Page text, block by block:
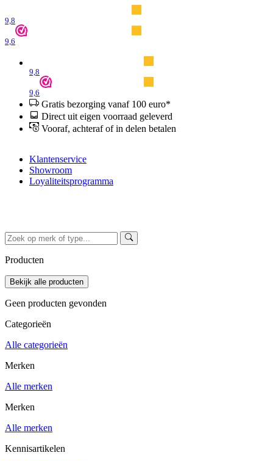
9,8
9,6
9,8
9,6
Gratis bezorging vanaf 100 euro*
Direct uit eigen voorraad geleverd
Vooraf, achteraf of in delen betalen
Klantenservice
Showroom
Loyaliteitsprogramma
Producten
Geen producten gevonden
Categorieën
Alle categorieën
Merken
Alle merken
Merken
Alle merken
Kennisartikelen